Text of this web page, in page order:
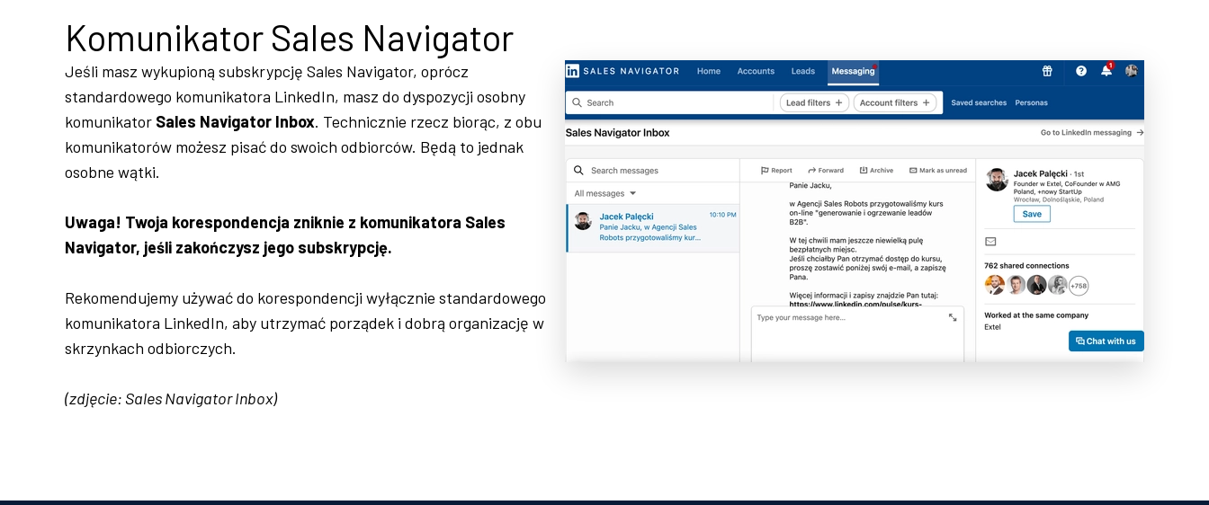
Komunikator Sales Navigator
Jeśli masz wykupioną subskrypcję Sales Navigator, oprócz
standardowego komunikatora LinkedIn, masz do dyspozycji osobny
komunikator Sales Navigator Inbox. Technicznie rzecz biorąc, z obu
komunikatorów możesz pisać do swoich odbiorców. Będą to jednak
osobne wątki.
Uwaga! Twoja korespondencja zniknie z komunikatora Sales
Navigator, jeśli zakończysz jego subskrypcję.
Rekomendujemy używać do korespondencji wyłącznie standardowego
komunikatora LinkedIn, aby utrzymać porządek i dobrą organizację w
skrzynkach odbiorczych.
(zdjęcie: Sales Navigator Inbox)